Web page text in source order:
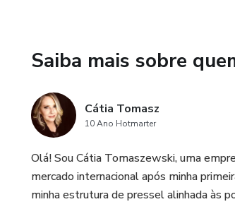
Saiba mais sobre
Cátia Tomasz
10 Ano Hotmarter
Olá! Sou Cátia Tomaszewski, uma
mercado internacional após minha
minha estrutura de pressel alinhada às